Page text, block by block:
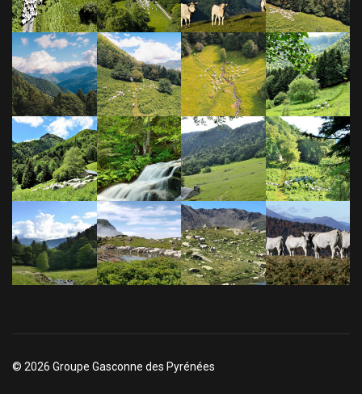
© 2026 Groupe Gasconne des Pyrénées